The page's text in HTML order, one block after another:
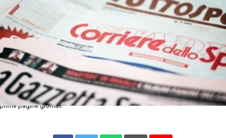
prime pagine giornali